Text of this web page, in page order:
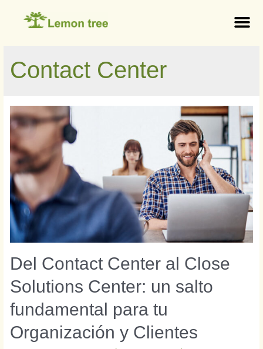
Contact Center
Del Contact Center al Close
Solutions Center: un salto
fundamental para tu
Organización y Clientes